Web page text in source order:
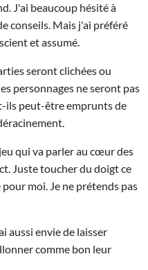
J'ai beaucoup hésité à
conseils. Mais j'ai préféré
et assumé.
seront clichées ou
personnages ne seront pas
ils peut-être emprunts de
qui va parler au cœur des
Juste toucher du doigt ce
moi. Je ne prétends pas
aussi envie de laisser
comme bon leur